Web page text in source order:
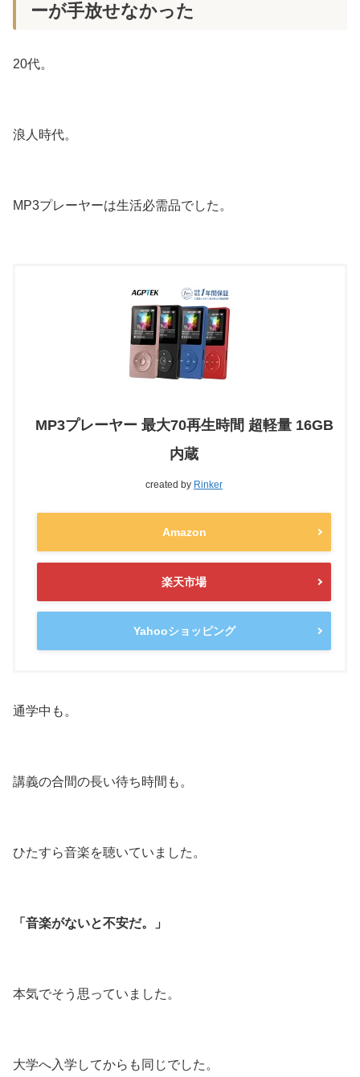
ーが手放せなかった
20代。
浪人時代。
MP3プレーヤーは生活必需品でした。
MP3プレーヤー 最大70再生時間 超軽量 16GB
内蔵
created by Rinker
Amazon
楽天市場
Yahooショッピング
通学中も。
講義の合間の長い待ち時間も。
ひたすら音楽を聴いていました。
「音楽がないと不安だ。」
本気でそう思っていました。
大学へ入学してからも同じでした。